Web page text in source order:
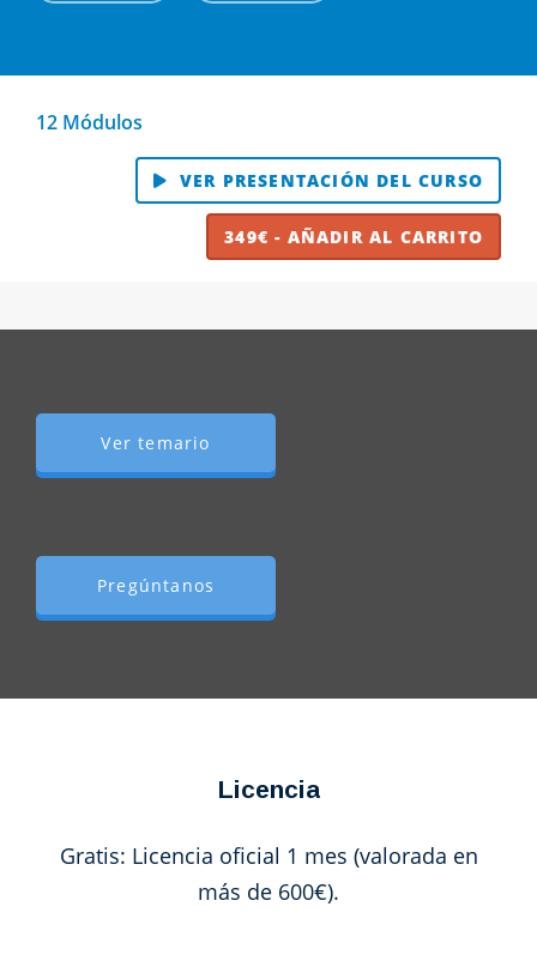
12 Módulos
VER PRESENTACIÓN DEL CURSO
349€ - AÑADIR AL CARRITO
Ver temario
Pregúntanos
Licencia
Gratis: Licencia oficial 1 mes (valorada en
más de 600€).